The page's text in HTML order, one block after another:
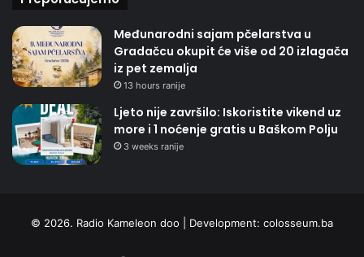
Međunarodni sajam pčelarstva u
Gradačcu okupit će više od 20 izlagača
iz pet zemalja
13 hours ranije
Ljeto nije završilo: Iskoristite vikend uz
more i 1 noćenje gratis u Baškom Polju
3 weeks ranije
© 2026. Radio Kameleon doo | Development: colosseum.ba